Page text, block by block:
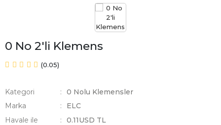
0 No 2'li Klemens
(0.05)
Kategori
0 Nolu Klemensler
Marka
ELC
Havale ile
0.11USD TL